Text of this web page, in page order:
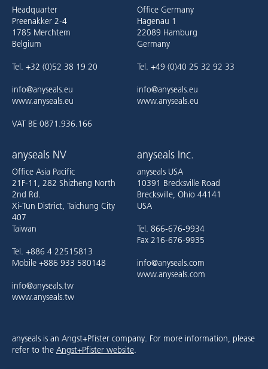
Headquarter
Preenakker 2-4
1785 Merchtem
Belgium
Tel. +32 (0)52 38 19 20
info@anyseals.eu
www.anyseals.eu
VAT BE 0871.936.166
Office Germany
Hagenau 1
22089 Hamburg
Germany
Tel. +49 (0)40 25 32 92 33
info@anyseals.eu
www.anyseals.eu
anyseals NV
Office Asia Pacific
21F-11, 282 Shizheng North
2nd Rd.
Xi-Tun District, Taichung City
407
Taiwan
Tel. +886 4 22515813
Mobile +886 933 580148
info@anyseals.tw
www.anyseals.tw
anyseals Inc.
anyseals USA
10391 Brecksville Road
Brecksville, Ohio 44141
USA
Tel. 866-676-9934
Fax 216-676-9935
info@anyseals.com
www.anyseals.com
anyseals is an Angst+Pfister company. For more information, please
refer to the Angst+Pfister website.